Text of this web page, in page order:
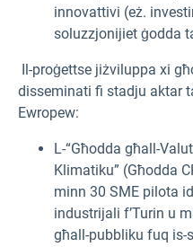
innovattivi (eż.
soluzzjonijiet ġodda
Il-proġettse jiżviluppa xi
disseminati fi stadju aktar
Ewropew:
L-“Għodda għall-
Klimatiku” (Għodda
minn 30 SME pilota
industrijali f’Turin u
għall-pubbliku fuq is-